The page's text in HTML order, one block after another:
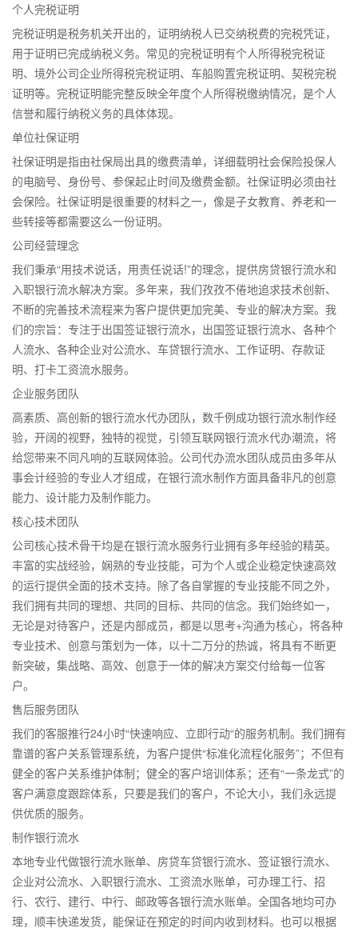
个人完税证明
完税证明是税务机关开出的，证明纳税人已交纳税费的完税凭证，
用于证明已完成纳税义务。常见的完税证明有个人所得税完税证
明、境外公司企业所得税完税证明、车船购置完税证明、契税完税
证明等。完税证明能完整反映全年度个人所得税缴纳情况，是个人
信誉和履行纳税义务的具体体现。
单位社保证明
社保证明是指由社保局出具的缴费清单，详细载明社会保险投保人
的电脑号、身份号、参保起止时间及缴费金额。社保证明必须由社
会保险。社保证明是很重要的材料之一，像是子女教育、养老和一
些转接等都需要这么一份证明。
公司经营理念
我们秉承“用技术说话，用责任说话!”的理念，提供房贷银行流水和
入职银行流水解决方案。多年来，我们孜孜不倦地追求技术创新、
不断的完善技术流程来为客户提供更加完美、专业的解决方案。我
们的宗旨：专注于出国签证银行流水，出国签证银行流水、各种个
人流水、各种企业对公流水、车贷银行流水、工作证明、存款证
明、打卡工资流水服务。
企业服务团队
高素质、高创新的银行流水代办团队，数千例成功银行流水制作经
验，开阔的视野，独特的视觉，引领互联网银行流水代办潮流，将
给您带来不同凡响的互联网体验。公司代办流水团队成员由多年从
事会计经验的专业人才组成，在银行流水制作方面具备非凡的创意
能力、设计能力及制作能力。
核心技术团队
公司核心技术骨干均是在银行流水服务行业拥有多年经验的精英。
丰富的实战经验，娴熟的专业技能，可为个人或企业稳定快速高效
的运行提供全面的技术支持。除了各自掌握的专业技能不同之外，
我们拥有共同的理想、共同的目标、共同的信念。我们始终如一，
无论是对待客户，还是内部成员，都是以思考+沟通为核心，将各种
专业技术、创意与策划为一体，以十二万分的热诚，将具有不断更
新突破，集战略、高效、创意于一体的解决方案交付给每一位客
户。
售后服务团队
我们的客服推行24小时“快速响应、立即行动“的服务机制。我们拥有
靠谱的客户关系管理系统，为客户提供“标准化流程化服务”；不但有
健全的客户关系维护体制；健全的客户培训体系；还有“一条龙式”的
客户满意度跟踪体系，只要是我们的客户，不论大小，我们永远提
供优质的服务。
制作银行流水
本地专业代做银行流水账单、房贷车贷银行流水、签证银行流水、
企业对公流水、入职银行流水、工资流水账单，可办理工行、招
行、农行、建行、中行、邮政等各银行流水账单。全国各地均可办
理，顺丰快递发货，能保证在预定的时间内收到材料。也可以根据